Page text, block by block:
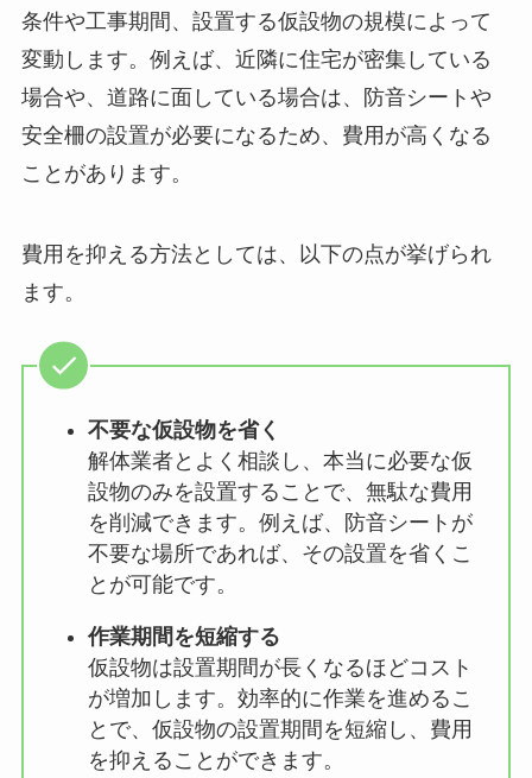
条件や工事期間、設置する仮設物の規模によって
変動します。例えば、近隣に住宅が密集している
場合や、道路に面している場合は、防音シートや
安全柵の設置が必要になるため、費用が高くなる
ことがあります。
費用を抑える方法としては、以下の点が挙げられ
ます。
不要な仮設物を省く
解体業者とよく相談し、本当に必要な仮
設物のみを設置することで、無駄な費用
を削減できます。例えば、防音シートが
不要な場所であれば、その設置を省くこ
とが可能です。
作業期間を短縮する
仮設物は設置期間が長くなるほどコスト
が増加します。効率的に作業を進めるこ
とで、仮設物の設置期間を短縮し、費用
を抑えることができます。